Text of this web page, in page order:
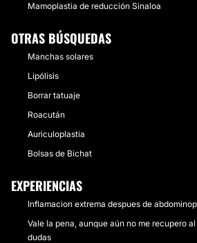
Mamoplastia de reducción Sinaloa
OTRAS BÚSQUEDAS
Manchas solares
Lipólisis
Borrar tatuaje
Roacután
Auriculoplastia
Bolsas de Bichat
EXPERIENCIAS
Inflamacion extrema despues de
Vale la pena, aunque aún no me recupero
dudas